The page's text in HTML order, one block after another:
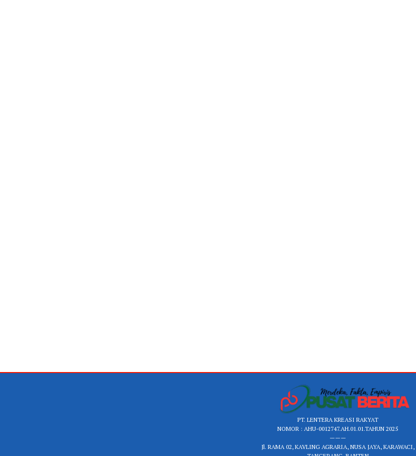
PT. LENTERA KREASI RAKYAT
NOMOR : AHU-0012747.AH.01.01.TAHUN 2025
———
Jl. RAMA 02, KAVLING AGRARIA, NUSA JAYA, KARAWACI,